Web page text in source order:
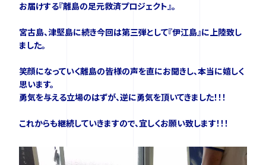
イベント
資料ダウンロード
ご購入をご検討の方
お届けする『離島の足元救済プロジェクト』。
宮古島、津堅島に続き今回は第三弾として『伊江島』に上陸致し
ました。
笑顔になっていく離島の皆様の声を直にお聞きし、本当に嬉しく
思います。
勇気を与える立場のはずが、逆に勇気を頂いてきました！！！
これからも継続していきますので、宜しくお願い致します！！！